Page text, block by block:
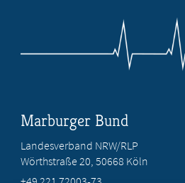
Marburger Bund
Landesverband NRW/RLP
Wörthstraße 20, 50668 Köln